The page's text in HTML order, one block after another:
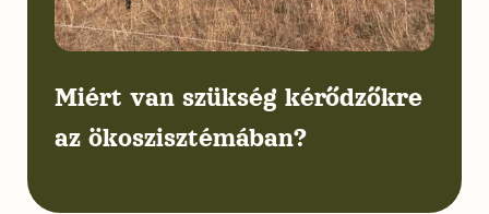
Miért van szükség kérődzőkre
az ökoszisztémában?